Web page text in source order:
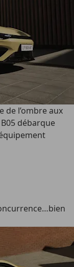
de l’ombre aux
débarque